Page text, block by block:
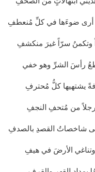
أرى ضوءَها في كلِّ مُنعطفِ
وتكمنُ سرّاً غيرَ منكشفِ
رأسَ الشرِّ وهو خفي
يشتهيها كلُّ مُحترفِ
من مُتحفِ النجفِ
شاخصاتُ القصدِ بالصدفِ
وتناغي الأرضَ في هيفِ